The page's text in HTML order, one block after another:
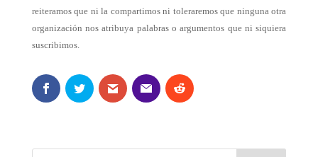
reiteramos que ni la compartimos ni toleraremos que ninguna otra
organización nos atribuya palabras o argumentos que ni siquiera
suscribimos.